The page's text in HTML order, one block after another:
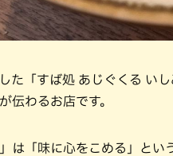
た「すば処 あじぐくる い
伝わるお店です。
は「味に心をこめる」と